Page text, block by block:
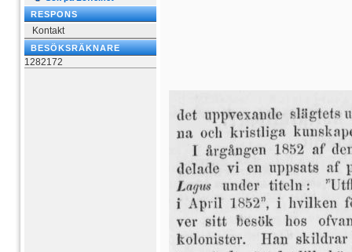
RESPONS
Kontakt
BESÖKSRÄKNARE
1282172